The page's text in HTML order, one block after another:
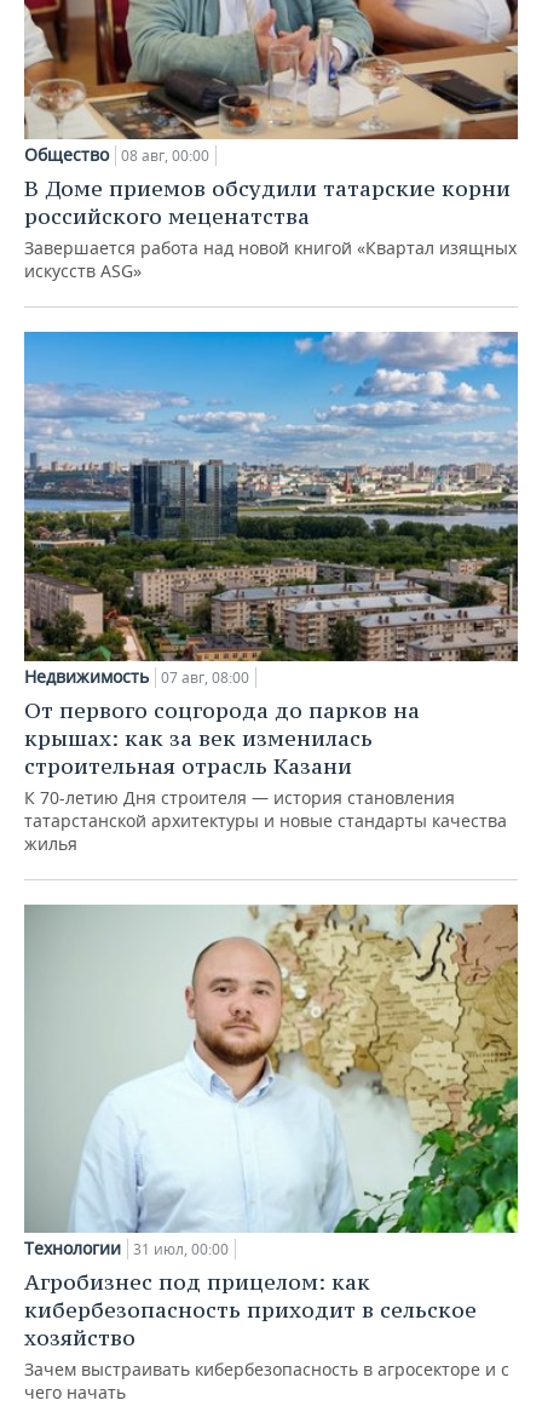
Общество 08 авг, 00:00
В Доме приемов обсудили татарские корни
российского меценатства
Завершается работа над новой книгой «Квартал изящных
искусств ASG»
Недвижимость 07 авг, 08:00
От первого соцгорода до парков на
крышах: как за век изменилась
строительная отрасль Казани
К 70-летию Дня строителя — история становления
татарстанской архитектуры и новые стандарты качества
жилья
Технологии 31 июл, 00:00
Агробизнес под прицелом: как
кибербезопасность приходит в сельское
хозяйство
Зачем выстраивать кибербезопасность в агросекторе и с
чего начать